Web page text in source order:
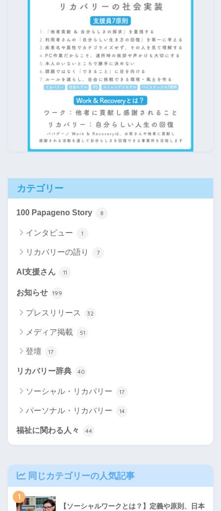
カテゴリー
100 Papageno Story 8
インタビュー 1
リカバリーの語り 7
AI支援さん 11
お知らせ 199
プレスリリース 32
メディア掲載 51
登壇 17
リカバリー辞典 40
ソーシャル・リカバリー 17
パーソナル・リカバリー 14
福祉に関わる人々 44
同じカテゴリーの人気記事
1
【ソーシャルワークとは？】定義や原則、日本